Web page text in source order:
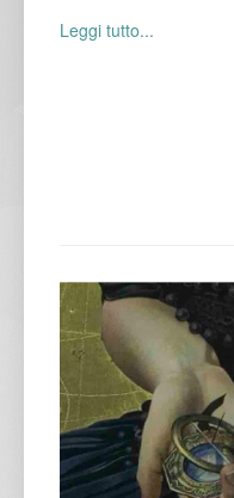
Leggi tutto...